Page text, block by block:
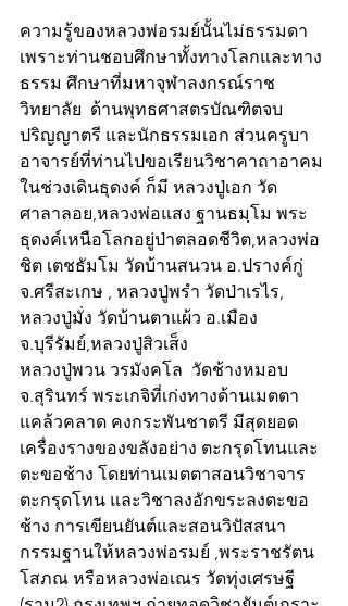
ความรู้ของหลวงพ่อรมย์นั้นไม่ธรรมดา
เพราะท่านชอบศึกษาทั้งทางโลกและทาง
ธรรม ศึกษาที่มหาจุฬาลงกรณ์ราช
วิทยาลัย  ด้านพุทธศาสตรบัณฑิตจบ
ปริญญาตรี และนักธรรมเอก ส่วนครูบา
อาจารย์ที่ท่านไปขอเรียนวิชาคาถาอาคม
ในช่วงเดินธุดงค์ ก็มี หลวงปู่เอก วัด
ศาลาลอย,หลวงพ่อแสง ฐานธมฺโม พระ
ธุดงค์เหนือโลกอยู่ป่าตลอดชีวิต,หลวงพ่อ
ชิต เตชธัมโม วัดบ้านสนวน อ.ปรางค์กู่
จ.ศรีสะเกษ , หลวงปู่พรำ วัดป่าเรไร,
หลวงปู่มั่ง วัดบ้านตาแผ้ว อ.เมือง
จ.บุรีรัมย์,หลวงปู่สิวเส็ง
หลวงปู่พวน วรมังคโล  วัดช้างหมอบ
จ.สุรินทร์ พระเกจิที่เก่งทางด้านเมตตา
แคล้วคลาด คงกระพันชาตรี มีสุดยอด
เครื่องรางของขลังอย่าง ตะกรุดโทนและ
ตะขอช้าง โดยท่านเมตตาสอนวิชาจาร
ตะกรุดโทน และวิชาลงอักขระลงตะขอ
ช้าง การเขียนยันต์และสอนวิปัสสนา
กรรมฐานให้หลวงพ่อรมย์ ,พระราชรัตน
โสภณ หรือหลวงพ่อเณร วัดทุ่งเศรษฐี